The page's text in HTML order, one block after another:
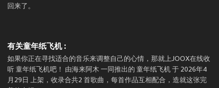
回来了。
有关童年纸飞机 :
如果你正在寻找适合的音乐来调整自己的心情，那就上JOOX在线收
听 童年纸飞机吧！ 由海来阿木 一同推出的 童年纸飞机 于 2026年4
月29日 上架，收录合共2 首歌曲，每首作品互相配合，造就这张完